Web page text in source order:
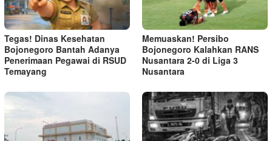
Tegas! Dinas Kesehatan
Bojonegoro Bantah Adanya
Penerimaan Pegawai di RSUD
Temayang
Memuaskan! Persibo
Bojonegoro Kalahkan RANS
Nusantara 2-0 di Liga 3
Nusantara